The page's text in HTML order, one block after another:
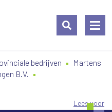
bedrijven
Martens
B.V.
Lees voor